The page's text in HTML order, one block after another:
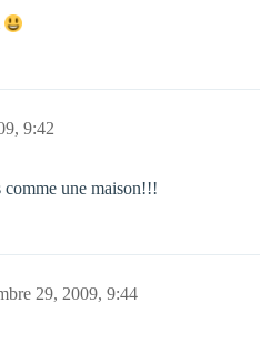
9:42
une maison!!!
29, 2009, 9:44